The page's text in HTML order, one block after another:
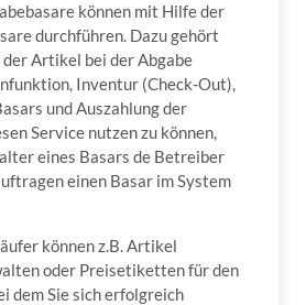
können mit Hilfe der
durchführen. Dazu gehört
der Artikel bei der Abgabe
Inventur (Check-Out),
und Auszahlung der
Service nutzen zu können,
eines Basars de Betreiber
einen Basar im System
können z.B. Artikel
oder Preisetiketten für den
dem Sie sich erfolgreich